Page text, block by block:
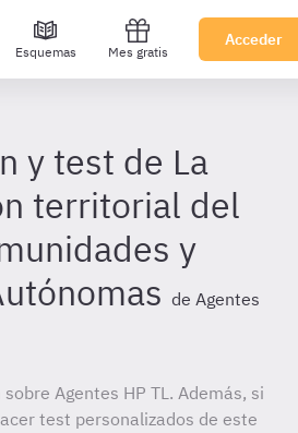
Esquemas Mes gratis
Acceder
y test de La
territorial del
y
de Agentes
Agentes HP TL. Además, si
test personalizados de este